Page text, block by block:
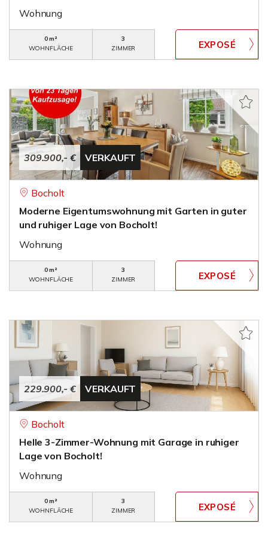
Wohnung
0 m²
WOHNFLÄCHE
3
ZIMMER
309.900,- € VERKAUFT
Bocholt
Moderne Eigentumswohnung mit Garten in guter
und ruhiger Lage von Bocholt!
Wohnung
0 m²
WOHNFLÄCHE
3
ZIMMER
229.900,- € VERKAUFT
Bocholt
Helle 3-Zimmer-Wohnung mit Garage in ruhiger
Lage von Bocholt!
Wohnung
0 m²
WOHNFLÄCHE
3
ZIMMER